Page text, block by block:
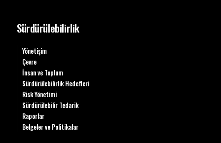
Sürdürülebilirlik
Yönetişim
Çevre
İnsan ve Toplum
Sürdürülebilirlik Hedefleri
Risk Yönetimi
Sürdürülebilir Tedarik
Raporlar
Belgeler ve Politikalar